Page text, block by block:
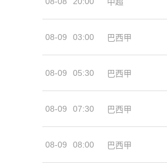
中超
08-09 03:00 巴西甲
08-09 05:30 巴西甲
08-09 07:30 巴西甲
08-09 08:00 巴西甲